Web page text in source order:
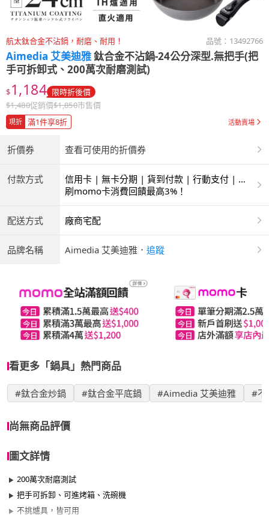
航太鈦合金不沾鍋，耐磨、耐用！ 品號： 13492766
Aimedia 艾美迪雅鈦合金不沾鍋-24公分深型.無把手(把
手可拆卸式、200萬次耐磨測試)
$1,184 限時折後價
$1,480促銷價$1,850市售價
現折 滿1件享8折 活動賣場
折價券 查看可使用的折價券
付款方式
信用卡 | 無卡分期 | 貨到付款 | 行動支付 | 超
商付款 | ATM | 銀聯卡 | 銀行帳戶付款
刷momo卡消費回饋最高3%！
配送方式 廠商宅配
品牌名稱 Aimedia 艾美迪雅 ． 追蹤
看更多「鍋具」熱門商品
#鈦合金炒鍋 #鈦合金平底鍋 #Aimedia 艾美迪雅 #不
尚無商品評價
圖文詳情
200萬次耐磨測試
把手可拆卸、可進烤箱、洗碗機
不挑爐具，皆可用